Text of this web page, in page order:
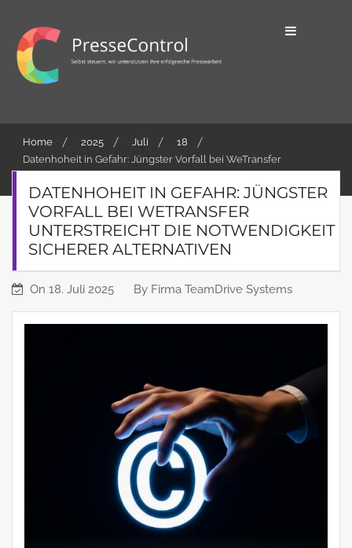
content
PresseControl
erfolgreiche Pressearbeit
Home 2025 Juli
18
Datenhoheit in Gefahr: Jüngster Vorfall bei WeTransfer
DATENHOHEIT IN GEFAHR: JÜNGSTER
VORFALL BEI WETRANSFER
UNTERSTREICHT DIE NOTWENDIGKEIT
SICHERER ALTERNATIVEN
On 18. Juli 2025 By Firma TeamDrive Systems